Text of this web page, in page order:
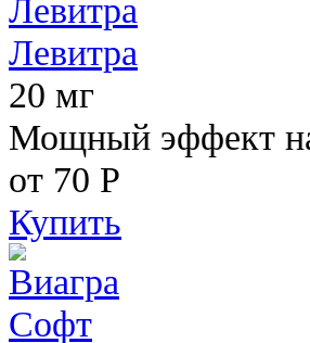
Левитра
20 мг
Мощный эффект
от 70 Р
Купить